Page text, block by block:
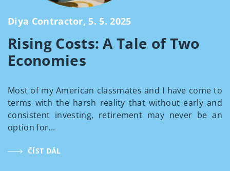
Diya Contractor, 5. 5. 2025
Rising Costs: A Tale of Two
Economies
Most of my American classmates and I have come to
terms with the harsh reality that without early and
consistent investing, retirement may never be an
option for...
ČÍST DÁL